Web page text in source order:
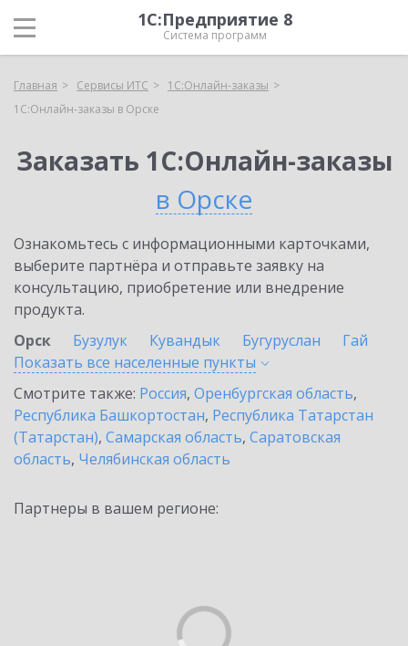
1С:Предприятие 8
Система программ
Главная Сервисы ИТС
1С:Онлайн-заказы
1С:Онлайн-заказы в Орске
Заказать 1С:Онлайн-заказы
в Орске
Ознакомьтесь с информационными карточками,
выберите партнёра и отправьте заявку на
консультацию, приобретение или внедрение
продукта.
Орск
Бузулук Кувандык Бугуруслан
Гай
Показать все населенные пункты
Смотрите также: Россия, Оренбургская область,
Республика Башкортостан, Республика Татарстан
(Татарстан), Самарская область, Саратовская
область, Челябинская область
Партнеры в вашем регионе: